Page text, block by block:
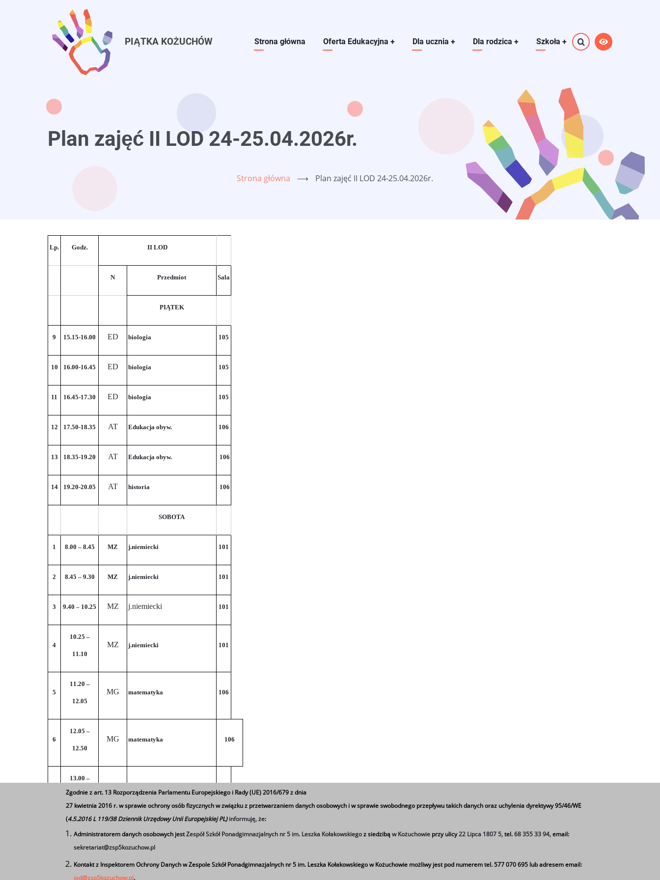
PIĄTKA KOŻUCHÓW Main navigation
Strona główna Oferta Edukacyjna + Dla ucznia + Dla rodzica + Szkoła +
Plan zajęć II LOD 24-25.04.2026r.
Strona główna ⟶ Plan zajęć II LOD 24-25.04.2026r.
Lp. Godz. II LOD
N Przedmiot Sala
PIĄTEK
9 15.15-16.00 ED biologia 105
10 16.00-16.45 ED biologia 105
11 16.45-17.30 ED biologia 105
12 17.50-18.35 AT Edukacja obyw. 106
13 18.35-19.20 AT Edukacja obyw. 106
14 19.20-20.05 AT historia 106
SOBOTA
1 8.00 – 8.45 MZ j.niemiecki 101
2 8.45 – 9.30 MZ j.niemiecki 101
3 9.40 – 10.25 MZ j.niemiecki 101
4
10.25 –
11.10
MZ j.niemiecki 101
5
11.20 –
12.05
MG matematyka 106
6
12.05 –
12.50
MG matematyka 106
13.00 –
13.45
MG matematyka 106
Zgodnie z art. 13 Rozporządzenia Parlamentu Europejskiego i Rady (UE) 2016/679 z dnia
27 kwietnia 2016 r. w sprawie ochrony osób fizycznych w związku z przetwarzaniem danych osobowych i w sprawie swobodnego przepływu takich danych oraz uchylenia dyrektywy 95/46/WE
(4.5.2016 L 119/38 Dziennik Urzędowy Unii Europejskiej PL)informuję, że:
Administratorem danych osobowych jestZespół Szkół Ponadgimnazjalnych nr 5 im. Leszka Kołakowskiegoz siedzibąw Kożuchowie przy ulicy22 Lipca 1807 5,tel.68 355 33 94,email:
sekretariat@zsp5kozuchow.pl
Kontakt z Inspektorem Ochrony Danych w Zespole Szkół Ponadgimnazjalnych nr 5 im. Leszka Kołakowskiego w Kożuchowie możliwy jest pod numerem tel. 577 070 695 lub adresem email:
iod@zsp5kozuchow.pl.